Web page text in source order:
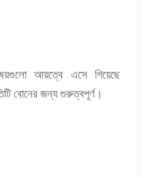
আয়ত্বে এসে গিয়েছে
বোনের জন্য গুরুত্বপূর্ণ।